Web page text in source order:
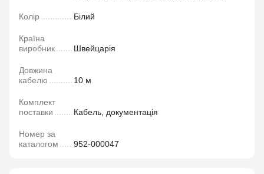
Колір Білий
Країна
виробник
Швейцарія
Довжина
кабелю
10 м
Комплект
поставки
Кабель, документація
Номер за
каталогом
952-000047